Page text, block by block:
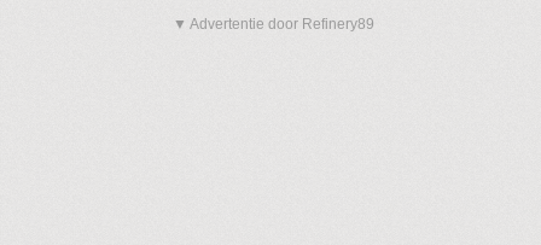
▼ Advertentie door Refinery89